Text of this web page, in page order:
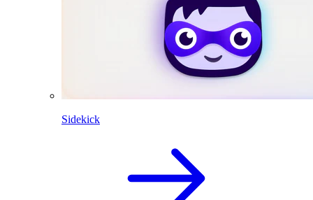
Sidekick